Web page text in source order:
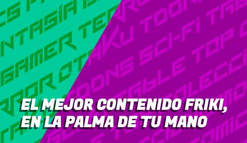
EL MEJOR CONTENIDO FRIKI,
EN LA PALMA DE TU MANO